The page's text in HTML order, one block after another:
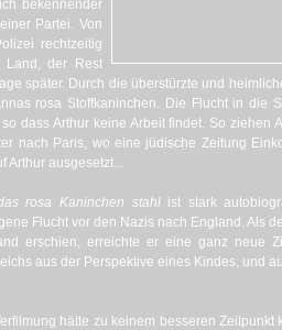
bekennender
Partei. Von
rechtzeitig
Land, der Rest
später. Durch die überstürzte und
rosa Stoffkaninchen. Die Flucht in die
so dass Arthur keine Arbeit findet. So ziehen
nach Paris, wo eine jüdische Zeitung
Arthur ausgesetzt...
rosa Kaninchen stahlist stark
Flucht vor den Nazis nach England. Als
erschien, erreichte er eine ganz neue
aus der Perspektive eines Kindes, und
hätte zu keinem besseren